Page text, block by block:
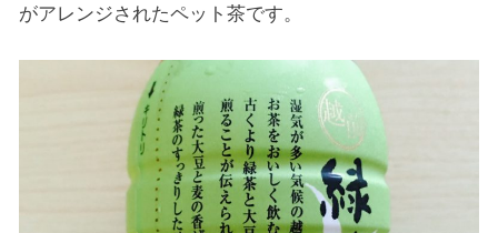
がアレンジされたペット茶です。